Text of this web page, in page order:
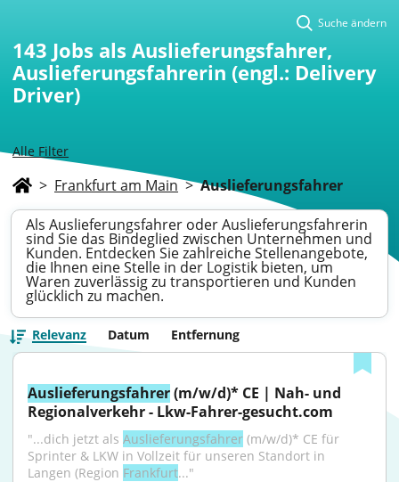
Alle Filter
Suche ändern
143 Jobs als Auslieferungsfahrer,
Auslieferungsfahrerin (engl.: Delivery
Driver)
> Frankfurt am Main > Auslieferungsfahrer
Als Auslieferungsfahrer oder Auslieferungsfahrerin
sind Sie das Bindeglied zwischen Unternehmen und
Kunden. Entdecken Sie zahlreiche Stellenangebote,
die Ihnen eine Stelle in der Logistik bieten, um
Waren zuverlässig zu transportieren und Kunden
glücklich zu machen.
Relevanz Datum Entfernung
Auslieferungsfahrer (m/w/d)* CE | Nah- und
Regionalverkehr - Lkw-Fahrer-gesucht.com
"...dich jetzt als Auslieferungsfahrer (m/w/d)* CE für
Sprinter & LKW in Vollzeit für unseren Standort in
Langen (Region Frankfurt..."